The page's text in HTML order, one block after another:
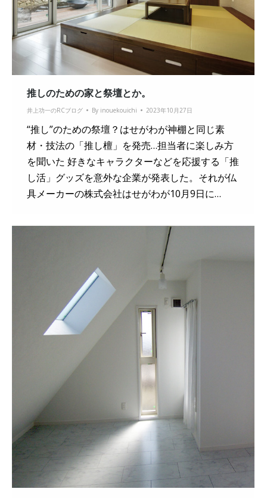
推しのための家と祭壇とか。
井上功一のRCブログ By inouekouichi 2023年10月27日
“推し”のための祭壇？はせがわが神棚と同じ素
材・技法の「推し檀」を発売…担当者に楽しみ方
を聞いた 好きなキャラクターなどを応援する「推
し活」グッズを意外な企業が発表した。それが仏
具メーカーの株式会社はせがわが10月9日に…